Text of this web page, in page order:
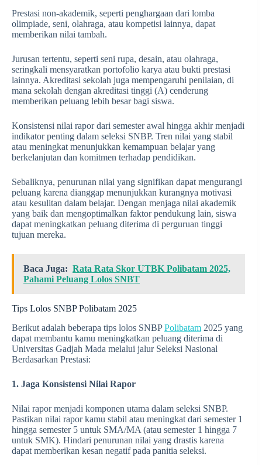
Prestasi non-akademik, seperti penghargaan dari lomba
olimpiade, seni, olahraga, atau kompetisi lainnya, dapat
memberikan nilai tambah.
Jurusan tertentu, seperti seni rupa, desain, atau olahraga,
seringkali mensyaratkan portofolio karya atau bukti prestasi
lainnya. Akreditasi sekolah juga mempengaruhi penilaian, di
mana sekolah dengan akreditasi tinggi (A) cenderung
memberikan peluang lebih besar bagi siswa.
Konsistensi nilai rapor dari semester awal hingga akhir menjadi
indikator penting dalam seleksi SNBP. Tren nilai yang stabil
atau meningkat menunjukkan kemampuan belajar yang
berkelanjutan dan komitmen terhadap pendidikan.
Sebaliknya, penurunan nilai yang signifikan dapat mengurangi
peluang karena dianggap menunjukkan kurangnya motivasi
atau kesulitan dalam belajar. Dengan menjaga nilai akademik
yang baik dan mengoptimalkan faktor pendukung lain, siswa
dapat meningkatkan peluang diterima di perguruan tinggi
tujuan mereka.
Baca Juga: Rata Rata Skor UTBK Polibatam 2025,
Pahami Peluang Lolos SNBT
Tips Lolos SNBP Polibatam 2025
Berikut adalah beberapa tips lolos SNBPPolibatam 2025 yang
dapat membantu kamu meningkatkan peluang diterima di
Universitas Gadjah Mada melalui jalur Seleksi Nasional
Berdasarkan Prestasi:
1. Jaga Konsistensi Nilai Rapor
Nilai rapor menjadi komponen utama dalam seleksi SNBP.
Pastikan nilai rapor kamu stabil atau meningkat dari semester 1
hingga semester 5 untuk SMA/MA (atau semester 1 hingga 7
untuk SMK). Hindari penurunan nilai yang drastis karena
dapat memberikan kesan negatif pada panitia seleksi.